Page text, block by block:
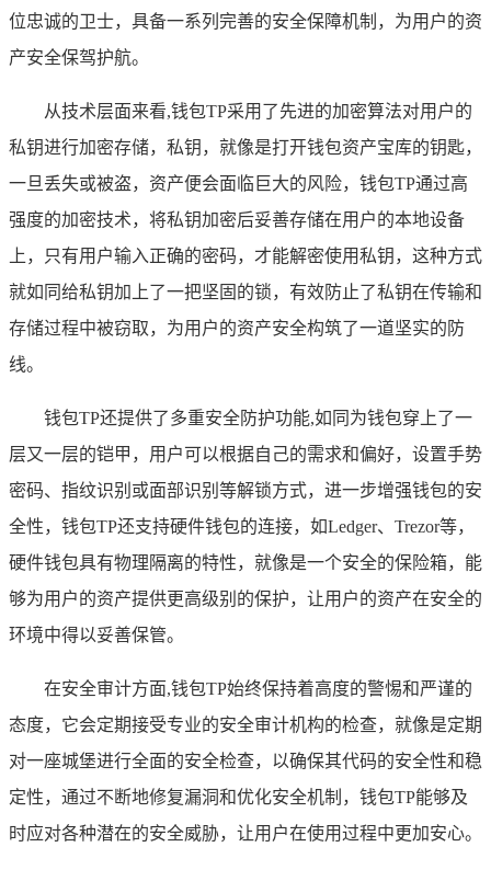
位忠诚的卫士，具备一系列完善的安全保障机制，为用户的资
产安全保驾护航。
从技术层面来看,钱包TP采用了先进的加密算法对用户的
私钥进行加密存储，私钥，就像是打开钱包资产宝库的钥匙，
一旦丢失或被盗，资产便会面临巨大的风险，钱包TP通过高
强度的加密技术，将私钥加密后妥善存储在用户的本地设备
上，只有用户输入正确的密码，才能解密使用私钥，这种方式
就如同给私钥加上了一把坚固的锁，有效防止了私钥在传输和
存储过程中被窃取，为用户的资产安全构筑了一道坚实的防
线。
钱包TP还提供了多重安全防护功能,如同为钱包穿上了一
层又一层的铠甲，用户可以根据自己的需求和偏好，设置手势
密码、指纹识别或面部识别等解锁方式，进一步增强钱包的安
全性，钱包TP还支持硬件钱包的连接，如Ledger、Trezor等，
硬件钱包具有物理隔离的特性，就像是一个安全的保险箱，能
够为用户的资产提供更高级别的保护，让用户的资产在安全的
环境中得以妥善保管。
在安全审计方面,钱包TP始终保持着高度的警惕和严谨的
态度，它会定期接受专业的安全审计机构的检查，就像是定期
对一座城堡进行全面的安全检查，以确保其代码的安全性和稳
定性，通过不断地修复漏洞和优化安全机制，钱包TP能够及
时应对各种潜在的安全威胁，让用户在使用过程中更加安心。